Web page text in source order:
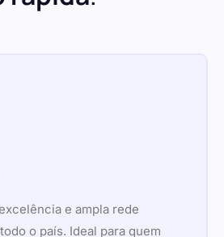
e ampla rede
o país. Ideal para quem